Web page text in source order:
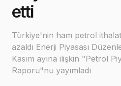
etti
Türkiye'nin ham petrol
azaldı Enerji Piyasası
Kasım ayına ilişkin "Petrol
Raporu"nu yayımladı